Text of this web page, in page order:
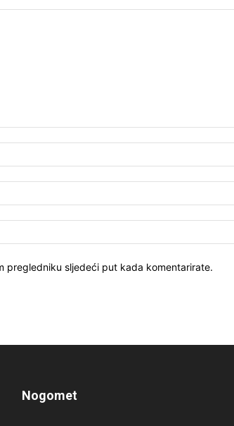
pregledniku sljedeći put kada komentarirate.
Nogomet